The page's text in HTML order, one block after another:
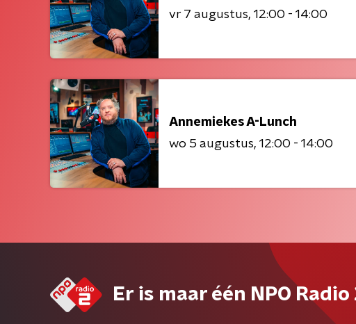
vr 7 augustus 12:00 - 14:00
Annemiekes A-Lunch
wo 5 augustus 12:00 - 14:00
Er is maar één NPO Radio